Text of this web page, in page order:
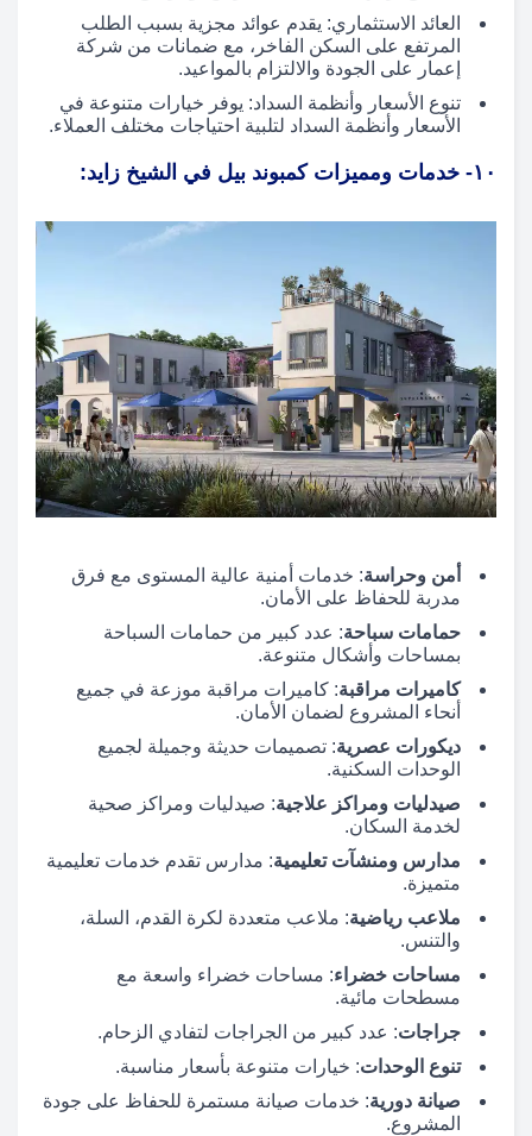
العائد الاستثماري: يقدم عوائد مجزية بسبب الطلب
المرتفع على السكن الفاخر، مع ضمانات من شركة
إعمار على الجودة والالتزام بالمواعيد.
تنوع الأسعار وأنظمة السداد: يوفر خيارات متنوعة في
الأسعار وأنظمة السداد لتلبية احتياجات مختلف العملاء.
١٠- خدمات ومميزات كمبوند بيل في الشيخ زايد:
أمن وحراسة: خدمات أمنية عالية المستوى مع فرق
مدربة للحفاظ على الأمان.
حمامات سباحة: عدد كبير من حمامات السباحة
بمساحات وأشكال متنوعة.
كاميرات مراقبة: كاميرات مراقبة موزعة في جميع
أنحاء المشروع لضمان الأمان.
ديكورات عصرية: تصميمات حديثة وجميلة لجميع
الوحدات السكنية.
صيدليات ومراكز علاجية: صيدليات ومراكز صحية
لخدمة السكان.
مدارس ومنشآت تعليمية: مدارس تقدم خدمات تعليمية
متميزة.
ملاعب رياضية: ملاعب متعددة لكرة القدم، السلة،
والتنس.
مساحات خضراء: مساحات خضراء واسعة مع
مسطحات مائية.
جراجات: عدد كبير من الجراجات لتفادي الزحام.
تنوع الوحدات: خيارات متنوعة بأسعار مناسبة.
صيانة دورية: خدمات صيانة مستمرة للحفاظ على جودة
المشروع.